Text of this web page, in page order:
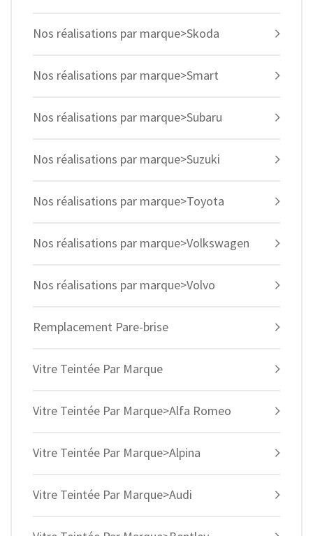
Nos réalisations par marque>Skoda
Nos réalisations par marque>Smart
Nos réalisations par marque>Subaru
Nos réalisations par marque>Suzuki
Nos réalisations par marque>Toyota
Nos réalisations par marque>Volkswagen
Nos réalisations par marque>Volvo
Remplacement Pare-brise
Vitre Teintée Par Marque
Vitre Teintée Par Marque>Alfa Romeo
Vitre Teintée Par Marque>Alpina
Vitre Teintée Par Marque>Audi